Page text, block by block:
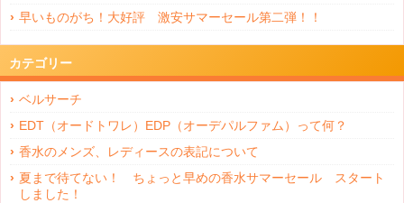
早いものがち！大好評 激安サマーセール第二弾！！
カテゴリー
ベルサーチ
EDT（オードトワレ）EDP（オーデパルファム）って何？
香水のメンズ、レディースの表記について
夏まで待てない！ ちょっと早めの香水サマーセール スタート
しました！